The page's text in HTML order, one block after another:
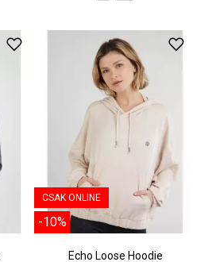
CSAK ONLINE
-10%
Echo Loose Hoodie